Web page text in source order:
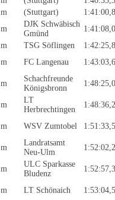
m (Stuttgart)
m
DJK Schwäbisch
Gmünd
m TSG Söflingen
m FC Langenau
m
Schachfreunde
Königsbronn
m
LT
Herbrechtingen
m WSV Zumtobel
m
Landratsamt
Neu-Ulm
m
ULC Sparkasse
Bludenz
m LT Schönaich